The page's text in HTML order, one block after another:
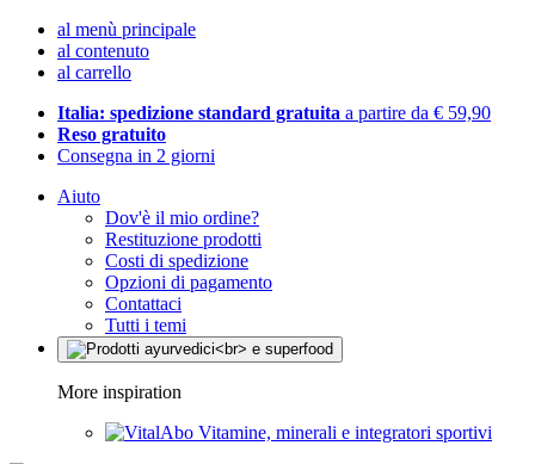
al menù principale
al contenuto
al carrello
Italia: spedizione standard gratuita a partire da € 59,90
Reso gratuito
Consegna in 2 giorni
Aiuto
Dov'è il mio ordine?
Restituzione prodotti
Costi di spedizione
Opzioni di pagamento
Contattaci
Tutti i temi
More inspiration
Vitamine, minerali e integratori sportivi